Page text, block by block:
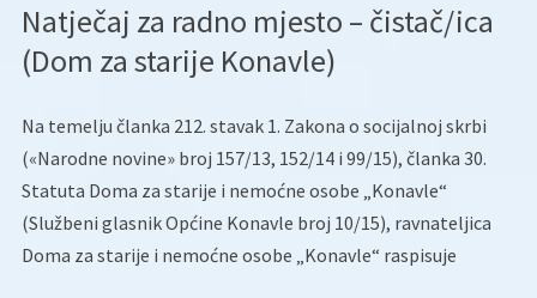
Natječaj za radno mjesto – čistač/ica
(Dom za starije Konavle)
Na temelju članka 212. stavak 1. Zakona o socijalnoj skrbi
(«Narodne novine» broj 157/13, 152/14 i 99/15), članka 30.
Statuta Doma za starije i nemoćne osobe „Konavle“
(Službeni glasnik Općine Konavle broj 10/15), ravnateljica
Doma za starije i nemoćne osobe „Konavle“ raspisuje